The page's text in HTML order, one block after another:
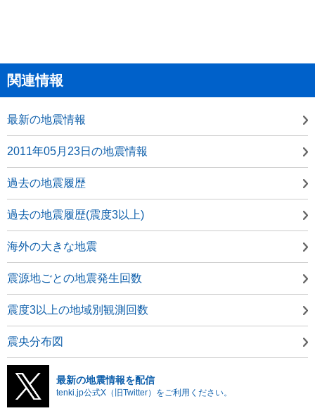
関連情報
最新の地震情報
2011年05月23日の地震情報
過去の地震履歴
過去の地震履歴(震度3以上)
海外の大きな地震
震源地ごとの地震発生回数
震度3以上の地域別観測回数
震央分布図
最新の地震情報を配信
tenki.jp公式X（旧Twitter）をご利用ください。